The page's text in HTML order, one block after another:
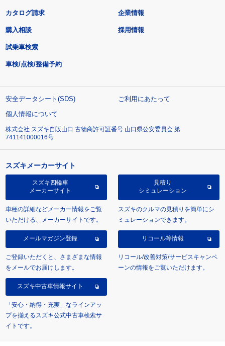
カタログ請求
購入相談
試乗車検索
車検/点検/整備予約
企業情報
採用情報
安全データシート(SDS)
ご利用にあたって
個人情報について
株式会社 スズキ自販山口 古物商許可証番号 山口県公安委員会 第
741141000016号
スズキメーカーサイト
スズキ四輪車
メーカーサイト
車種の詳細などメーカー情報をご覧
いただける、メーカーサイトです。
見積り
シミュレーション
スズキのクルマの見積りを簡単にシ
ミュレーションできます。
メールマガジン登録
ご登録いただくと、さまざまな情報
をメールでお届けします。
リコール等情報
リコール/改善対策/サービスキャンペ
ーンの情報をご覧いただけます。
スズキ中古車情報サイト
「安心・納得・充実」なラインアッ
プを揃えるスズキ公式中古車検索サ
イトです。